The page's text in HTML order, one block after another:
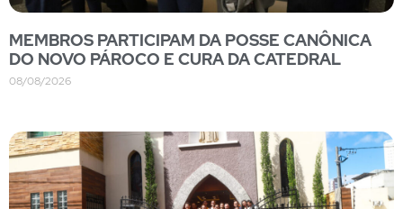
MEMBROS PARTICIPAM DA POSSE CANÔNICA
DO NOVO PÁROCO E CURA DA CATEDRAL
08/08/2026